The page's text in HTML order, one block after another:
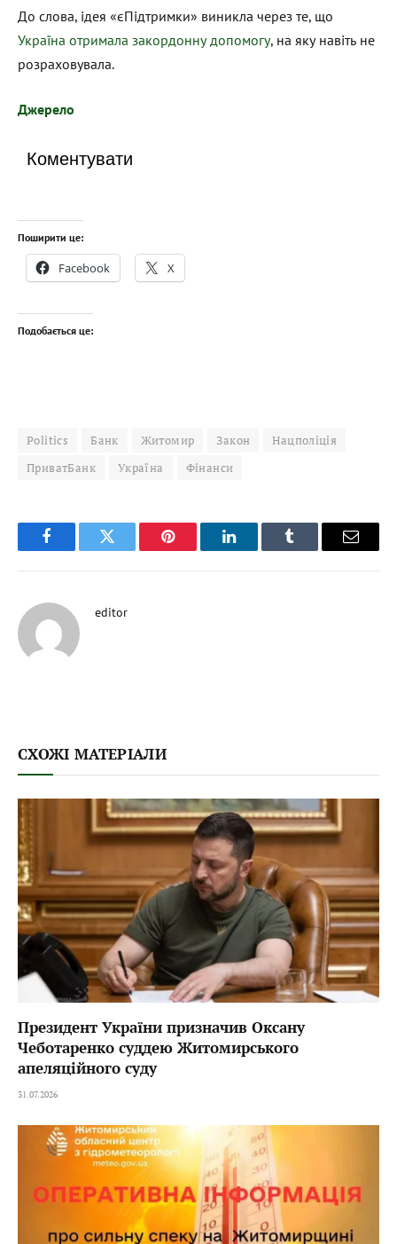
До слова, ідея «єПідтримки» виникла через те, що
Україна отримала закордонну допомогу, на яку навіть не
розраховувала.
Джерело
Коментувати
Поширити це:
Facebook X
Подобається це:
Politics Банк Житомир Закон
Нацполіція
ПриватБанк
Україна Фінанси
FacebookTwitter Pinterest LinkedInTumblr Email
editor
СХОЖІ МАТЕРІАЛИ
Президент України призначив Оксану
Чеботаренко суддею Житомирського
апеляційного суду
31.07.2026